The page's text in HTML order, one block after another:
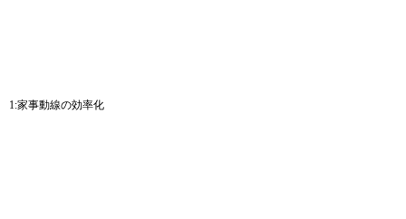
1:家事動線の効率化